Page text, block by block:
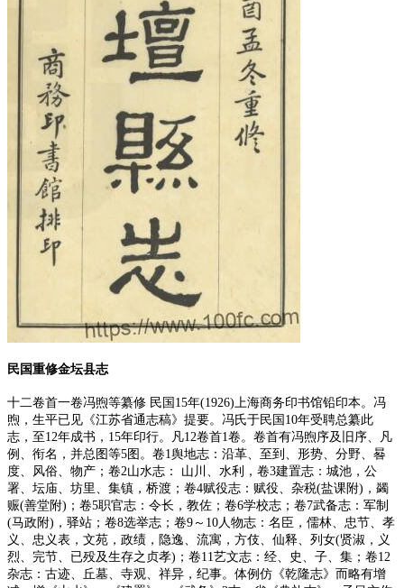
民国重修金坛县志
十二卷首一卷冯煦等纂修 民国15年(1926)上海商务印书馆铅印本。冯
煦，生平已见《江苏省通志稿》提要。冯氏于民国10年受聘总纂此
志，至12年成书，15年印行。凡12卷首1卷。卷首有冯煦序及旧序、凡
例、衔名，并总图等5图。卷1舆地志：沿革、至到、形势、分野、晷
度、风俗、物产；卷2山水志： 山川、水利，卷3建置志：城池，公
署、坛庙、坊里、集镇，桥渡；卷4赋役志：赋役、杂税(盐课附)，蠲
赈(善堂附)；卷5职官志：令长，教佐；卷6学校志；卷7武备志：军制
(马政附)，驿站；卷8选举志；卷9～10人物志：名臣，儒林、忠节、孝
义、忠义表，文苑，政绩，隐逸、流寓，方伎、仙释、列女(贤淑，义
烈、完节、已殁及生存之贞孝)；卷11艺文志：经、史、子、集；卷12
杂志：古迹、丘墓、寺观、祥异，纪事。体例仿《乾隆志》而略有增